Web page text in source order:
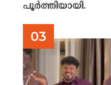
പൂർത്തിയായി.